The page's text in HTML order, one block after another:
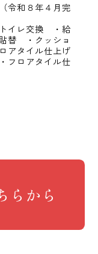
令和８年４月完
イレ交換 ・給
替 ・クッショ
アタイル仕上げ
フロアタイル仕
らから